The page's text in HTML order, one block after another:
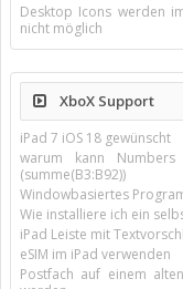
Desktop Icons werden
nicht möglich
XboX Support
iPad 7 iOS 18 gewünscht
warum kann Numbers
(summe(B3:B92))
Windowbasiertes
Wie installiere ich ein
iPad Leiste mit
eSIM im iPad verwenden
Postfach auf einem